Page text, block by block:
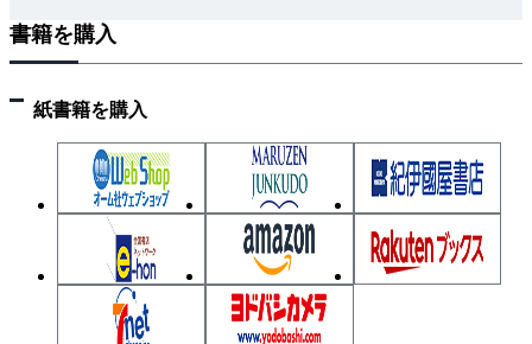
書籍を購入
紙書籍を購入